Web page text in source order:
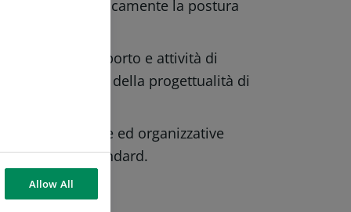
periodicamente la postura
richieste di supporto e attività di
dichiarati o della progettualità di
attività tecniche ed organizzative
di lavoro standard.
di:
Allow All